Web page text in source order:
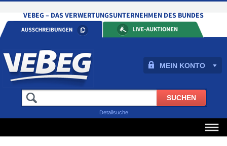
MEIN KONTO
Detailsuche